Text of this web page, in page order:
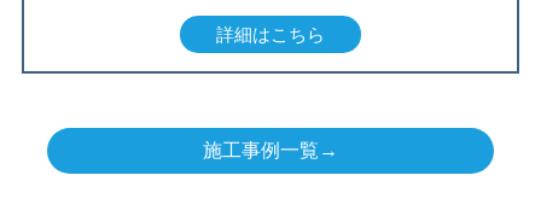
詳細はこちら
施工事例一覧→